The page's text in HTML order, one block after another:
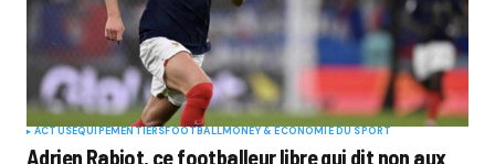
ACTUSEQUIPEMENTIERSFOOTBALLMONEY & ÉCONOMIE DU SPORT
Adrien Rabiot, ce footballeur libre qui dit non aux